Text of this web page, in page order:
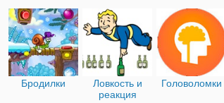
Бродилки
Ловкость и
реакция
Головоломки